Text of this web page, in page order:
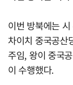
이번 방북에는
차이치 중국공산
주임, 왕이 중국
이 수행했다.